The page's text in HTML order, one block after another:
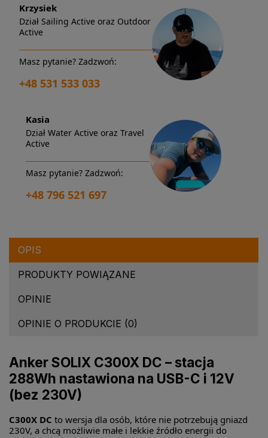
Krzysiek
Dział Sailing Active oraz Outdoor
Active
Masz pytanie? Zadzwoń:
+48 531 533 033
Kasia
Dział Water Active oraz Travel
Active
Masz pytanie? Zadzwoń:
+48 796 521 697
OPIS
PRODUKTY POWIĄZANE
OPINIE
OPINIE O PRODUKCIE (0)
Anker SOLIX C300X DC – stacja
288Wh nastawiona na USB-C i 12V
(bez 230V)
C300X DC to wersja dla osób, które nie potrzebują gniazd
230V, a chcą możliwie małe i lekkie źródło energii do